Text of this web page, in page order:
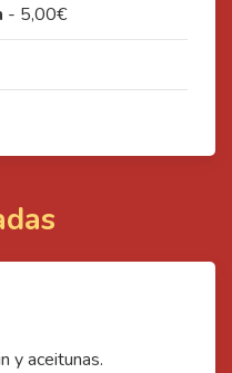
- 5,00€
y aceitunas.